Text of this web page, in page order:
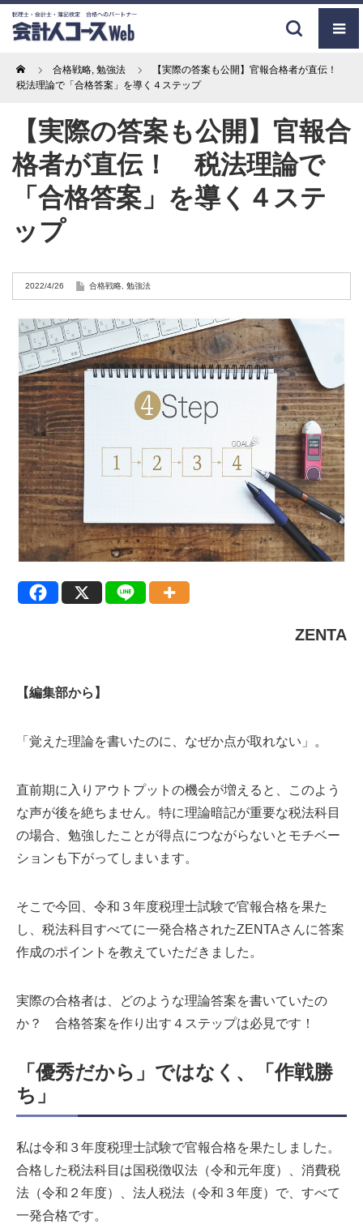
Home 合格戦略, 勉強法
【実際の答案も公開】官報合格者が直伝！
税法理論で「合格答案」を導く４ステップ
【実際の答案も公開】官報合
格者が直伝！ 税法理論で
「合格答案」を導く４ステ
ップ
2022/4/26 合格戦略 勉強法
ZENTA
【編集部から】
「覚えた理論を書いたのに、なぜか点が取れない」。
直前期に入りアウトプットの機会が増えると、このよう
な声が後を絶ちません。特に理論暗記が重要な税法科目
の場合、勉強したことが得点につながらないとモチベー
ションも下がってしまいます。
そこで今回、令和３年度税理士試験で官報合格を果た
し、税法科目すべてに一発合格されたZENTAさんに答案
作成のポイントを教えていただきました。
実際の合格者は、どのような理論答案を書いていたの
か？ 合格答案を作り出す４ステップは必見です！
「優秀だから」ではなく、「作戦勝
ち」
私は令和３年度税理士試験で官報合格を果たしました。
合格した税法科目は国税徴収法（令和元年度）、消費税
法（令和２年度）、法人税法（令和３年度）で、すべて
一発合格です。